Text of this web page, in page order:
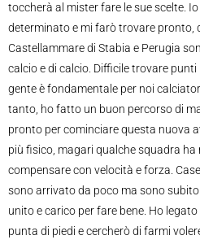
toccherà al mister fare le sue scelte.
determinato e mi farò trovare pronto,
Castellammare di Stabia e Perugia
calcio e di calcio. Difficile trovare
gente è fondamentale per noi
tanto, ho fatto un buon percorso di
pronto per cominciare questa nuova
più fisico, magari qualche squadra
compensare con velocità e forza.
sono arrivato da poco ma sono
unito e carico per fare bene. Ho
punta di piedi e cercherò di farmi